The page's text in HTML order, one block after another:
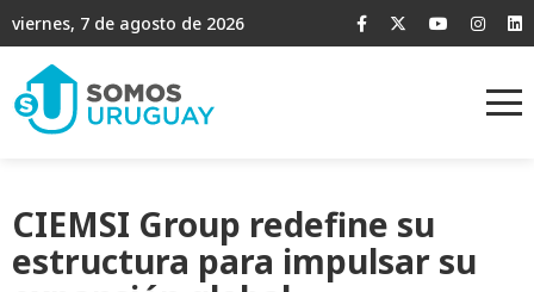
viernes, 7 de agosto de 2026
CIEMSI Group redefine su
estructura para impulsar su